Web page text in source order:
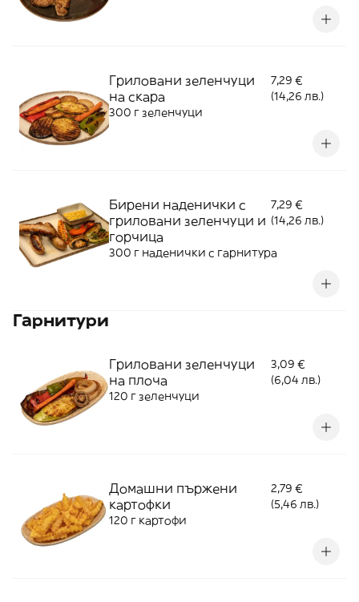
Гриловани зеленчуци
на скара
7,29 €
(14,26 лв.)
300 г зеленчуци
Бирени наденички с
гриловани зеленчуци и
горчица
7,29 €
(14,26 лв.)
300 г наденички с гарнитура
Гарнитури
Гриловани зеленчуци
на плоча
3,09 €
(6,04 лв.)
120 г зеленчуци
Домашни пържени
картофки
2,79 €
(5,46 лв.)
120 г картофи